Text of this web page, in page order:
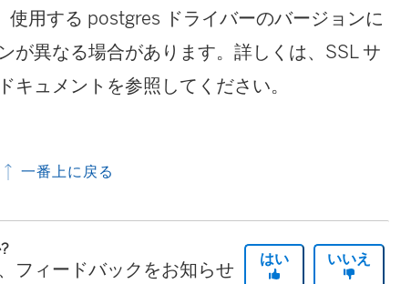
用する postgres ドライバーのバージョンに
が異なる場合があります。詳しくは、SSL サ
キュメントを参照してください。
一番上に戻る
フィードバックをお知らせ
はい いいえ